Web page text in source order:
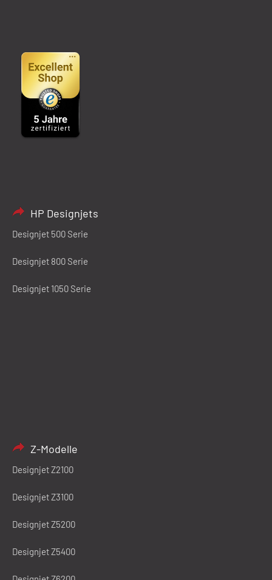
HP Designjets
Designjet 500 Serie
Designjet 800 Serie
Designjet 1050 Serie
Z-Modelle
Designjet Z2100
Designjet Z3100
Designjet Z5200
Designjet Z5400